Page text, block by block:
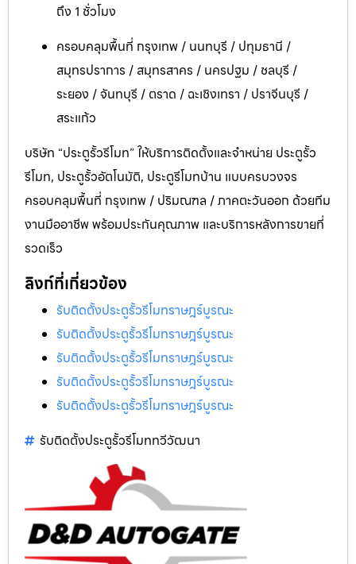
ถึง 1 ชั่วโมง
ครอบคลุมพื้นที่ กรุงเทพ / นนทบุรี / ปทุมธานี /
สมุทรปราการ / สมุทรสาคร / นครปฐม / ชลบุรี /
ระยอง / จันทบุรี / ตราด / ฉะเชิงเทรา / ปราจีนบุรี /
สระแก้ว
บริษัท “ประตูรั้วรีโมท” ให้บริการติดตั้งและจำหน่าย ประตูรั้ว
รีโมท, ประตูรั้วอัตโนมัติ, ประตูรีโมทบ้าน แบบครบวงจร
ครอบคลุมพื้นที่ กรุงเทพ / ปริมณฑล / ภาคตะวันออก ด้วยทีม
งานมืออาชีพ พร้อมประกันคุณภาพ และบริการหลังการขายที่
รวดเร็ว
ลิงก์ที่เกี่ยวข้อง
รับติดตั้งประตูรั้วรีโมทราษฎร์บูรณะ
รับติดตั้งประตูรั้วรีโมทราษฎร์บูรณะ
รับติดตั้งประตูรั้วรีโมทราษฎร์บูรณะ
รับติดตั้งประตูรั้วรีโมทราษฎร์บูรณะ
รับติดตั้งประตูรั้วรีโมทราษฎร์บูรณะ
รับติดตั้งประตูรั้วรีโมททวีวัฒนา